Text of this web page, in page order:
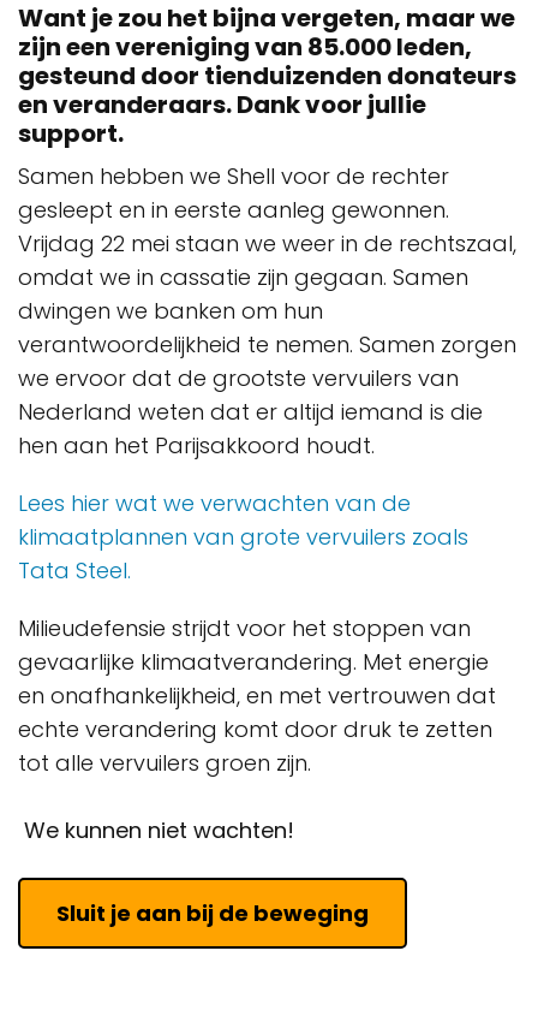
Want je zou het bijna vergeten, maar we
zijn een vereniging van 85.000 leden,
gesteund door tienduizenden donateurs
en veranderaars.Dank voor jullie
support.
Samen hebben we Shell voor de rechter
gesleept en in eerste aanleg gewonnen.
Vrijdag 22 mei staan we weer in de rechtszaal,
omdat we in cassatie zijn gegaan. Samen
dwingen we banken om hun
verantwoordelijkheid te nemen. Samen zorgen
we ervoor dat de grootste vervuilers van
Nederland weten dat er altijd iemand is die
hen aan het Parijsakkoord houdt.
Lees hier wat we verwachten van de
klimaatplannen van grote vervuilers zoals
Tata Steel.
Milieudefensie strijdt voor het stoppen van
gevaarlijke klimaatverandering. Met energie
en onafhankelijkheid, en met vertrouwen dat
echte verandering komt door druk te zetten
tot alle vervuilers groen zijn.
We kunnen niet wachten!
Sluit je aan bij de beweging